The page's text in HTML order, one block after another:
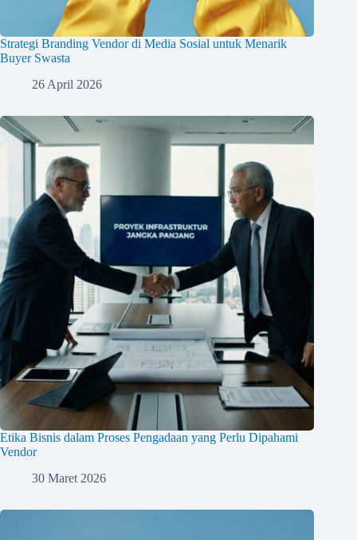
Strategi Branding Vendor di Media Sosial untuk Menarik
Buyer Swasta
26 April 2026
Etika Bisnis dalam Proses Pengadaan yang Perlu Dipahami
Vendor
30 Maret 2026